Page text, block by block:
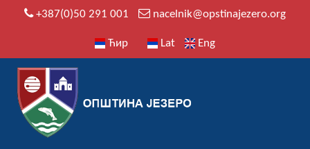
+387(0)50 291 001 nacelnik@opstinajezero.org
Ћир Lat Eng